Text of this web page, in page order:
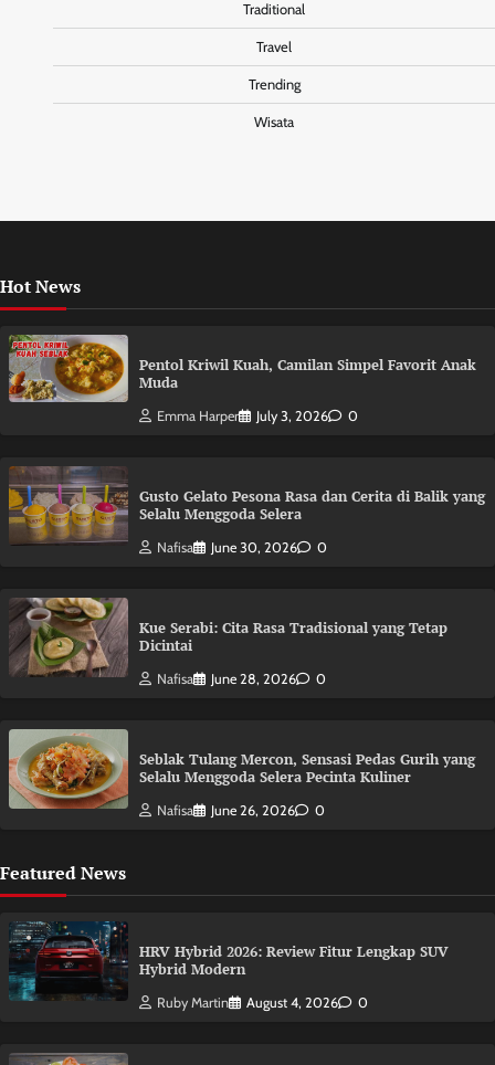
Traditional
Travel
Trending
Wisata
Hot News
Pentol Kriwil Kuah, Camilan Simpel Favorit Anak
Muda
Emma Harper July 3, 2026 0
Gusto Gelato Pesona Rasa dan Cerita di Balik yang
Selalu Menggoda Selera
Nafisa June 30, 2026 0
Kue Serabi: Cita Rasa Tradisional yang Tetap
Dicintai
Nafisa June 28, 2026 0
Seblak Tulang Mercon, Sensasi Pedas Gurih yang
Selalu Menggoda Selera Pecinta Kuliner
Nafisa June 26, 2026 0
Featured News
HRV Hybrid 2026: Review Fitur Lengkap SUV
Hybrid Modern
Ruby Martin August 4, 2026 0